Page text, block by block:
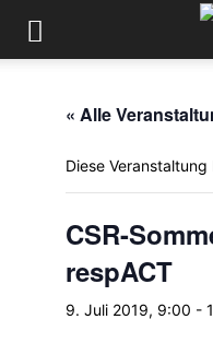
« Alle
Diese
CSR-
respACT
9. Juli 2019, 9:00 -